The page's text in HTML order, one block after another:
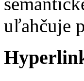
uľahčuje